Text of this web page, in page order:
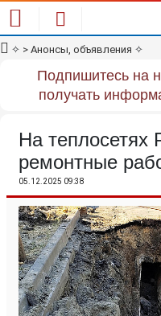
✧ > Анонсы, объявления ✧
Подпишитесь на
получать
На теплосетях
ремонтные
05.12.2025 09:38